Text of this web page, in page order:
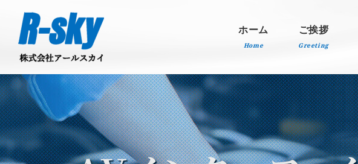
ホーム
Home
ご挨拶
Greeting